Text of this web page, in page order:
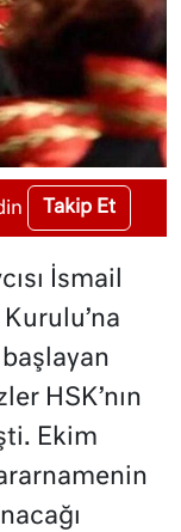
Takip Et
İsmail
HSK’nın
Ekim